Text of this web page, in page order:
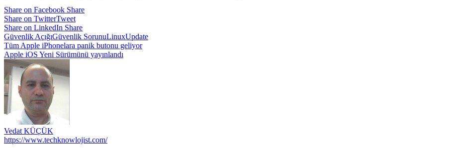
Share on Facebook Share
Share on TwitterTweet
Share on LinkedIn Share
Güvenlik AçığıGüvenlik SorunuLinuxUpdate
Yazı
gezinmesi
Tüm Apple iPhonelara panik butonu geliyor
Apple iOS Yeni Sürümünü yayınlandı
Vedat KÜÇÜK
https://www.techknowlojist.com/